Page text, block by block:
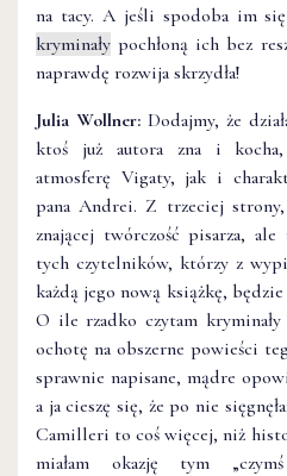
na tacy. A jeśli spodoba im
kryminały pochłoną ich bez
naprawdę rozwija skrzydła!
Julia Wollner: Dodajmy, że
ktoś już autora zna i
atmosferę Vigaty, jak i
pana Andrei. Z trzeciej
znającej twórczość pisarza,
tych czytelników, którzy z
każdą jego nową książkę,
O ile rzadko czytam
ochotę na obszerne powieści
sprawnie napisane, mądre
a ja cieszę się, że po nie
Camilleri to coś więcej, niż
miałam okazję tym